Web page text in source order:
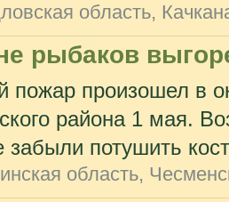
область,
рыбаков
пожар произошел в
района 1 мая.
забыли потушить
область,